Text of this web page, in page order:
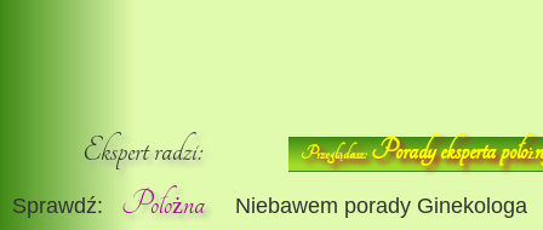
Przeglądasz:Porady eksperta położ
Ekspert radzi:
Sprawdź: Położna Niebawem porady Ginekologa